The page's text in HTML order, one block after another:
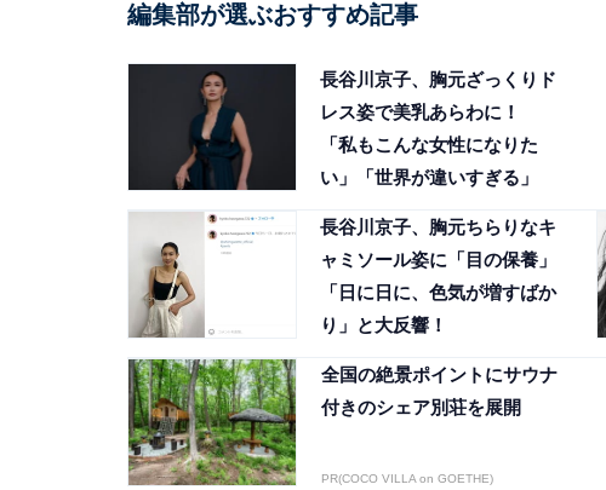
編集部が選ぶおすすめ記事
長谷川京子、胸元ざっくりド
レス姿で美乳あらわに！
「私もこんな女性になりた
い」「世界が違いすぎる」
長谷川京子、胸元ちらりなキ
ャミソール姿に「目の保養」
「日に日に、色気が増すばか
り」と大反響！
全国の絶景ポイントにサウナ
付きのシェア別荘を展開
PR(COCO VILLA on GOETHE)